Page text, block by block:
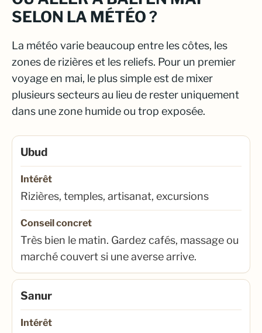
SELON LA MÉTÉO ?
La météo varie beaucoup entre les côtes, les
zones de rizières et les reliefs. Pour un premier
voyage en mai, le plus simple est de mixer
plusieurs secteurs au lieu de rester uniquement
dans une zone humide ou trop exposée.
Ubud
Intérêt
Rizières, temples, artisanat, excursions
Conseil concret
Très bien le matin. Gardez cafés, massage ou
marché couvert si une averse arrive.
Sanur
Intérêt